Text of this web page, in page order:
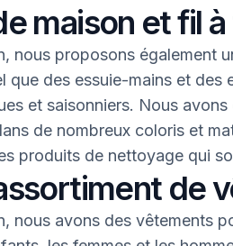
maison et fil
nous proposons également
que des essuie-mains et des
et saisonniers. Nous
de nombreux coloris et
produits de nettoyage qui
de
nous avons des vêtements